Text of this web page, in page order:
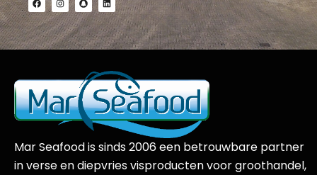
Mar Seafood is sinds 2006 een betrouwbare partner
in verse en diepvries visproducten voor groothandel,